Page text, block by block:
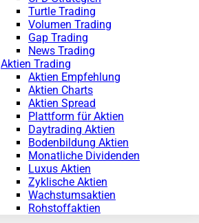
Turtle Trading
Volumen Trading
Gap Trading
News Trading
Aktien Trading
Aktien Empfehlung
Aktien Charts
Aktien Spread
Plattform für Aktien
Daytrading Aktien
Bodenbildung Aktien
Monatliche Dividenden
Luxus Aktien
Zyklische Aktien
Wachstumsaktien
Rohstoffaktien